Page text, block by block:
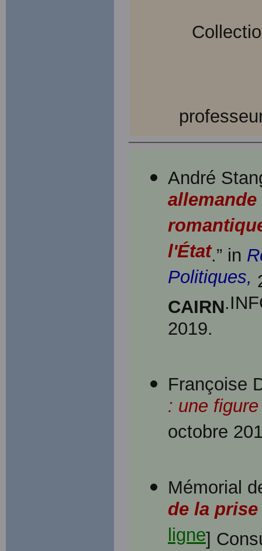
André
l'État.” in
Politiques,
CAIRN
2019.
Françoise
: une
octobre
Mémorial
de la
ligne]